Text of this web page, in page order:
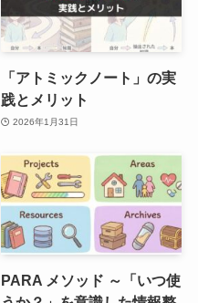
「アトミックノート」の実
践とメリット
2026年1月31日
PARA メソッド ～「いつ使